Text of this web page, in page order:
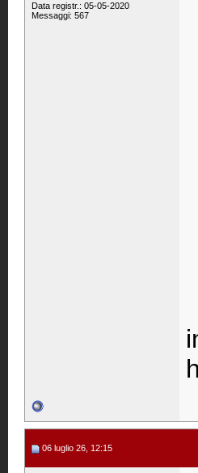
Data registr.: 05-05-2020
Messaggi: 567
06 luglio 26, 12:15